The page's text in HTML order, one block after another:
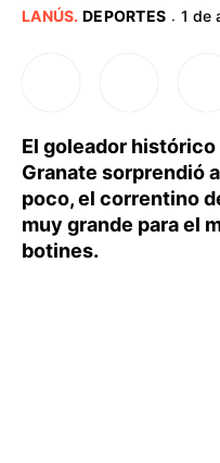
LANÚS. DEPORTES · 1 de
El goleador
Granate sorprendió
poco, el correntino
muy grande para el
botines.